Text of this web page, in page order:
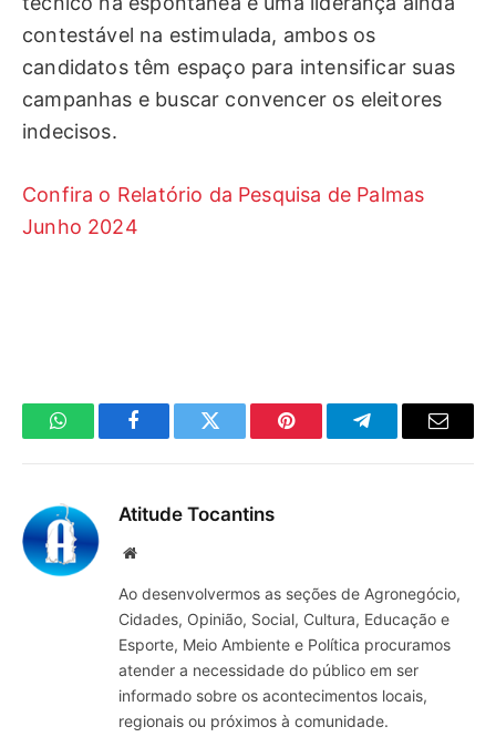
contestável na estimulada, ambos os
candidatos têm espaço para intensificar suas
campanhas e buscar convencer os eleitores
indecisos.
Confira o Relatório da Pesquisa de Palmas
Junho 2024
WhatsAppFacebookTwitter Pinterest TelegramaE-
Atitude Tocantins
Site
Ao desenvolvermos as seções de Agronegócio,
Cidades, Opinião, Social, Cultura, Educação e
Esporte, Meio Ambiente e Política procuramos
atender a necessidade do público em ser
informado sobre os acontecimentos locais,
regionais ou próximos à comunidade.